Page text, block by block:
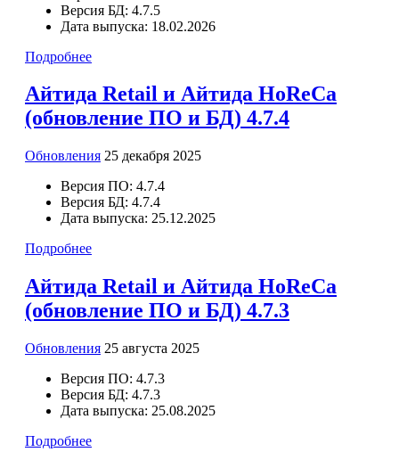
Версия БД: 4.7.5
Дата выпуска: 18.02.2026
Подробнее
Айтида Retail и Айтида HoReCa
(обновление ПО и БД) 4.7.4
Обновления 25 декабря 2025
Версия ПО: 4.7.4
Версия БД: 4.7.4
Дата выпуска: 25.12.2025
Подробнее
Айтида Retail и Айтида HoReCa
(обновление ПО и БД) 4.7.3
Обновления 25 августа 2025
Версия ПО: 4.7.3
Версия БД: 4.7.3
Дата выпуска: 25.08.2025
Подробнее